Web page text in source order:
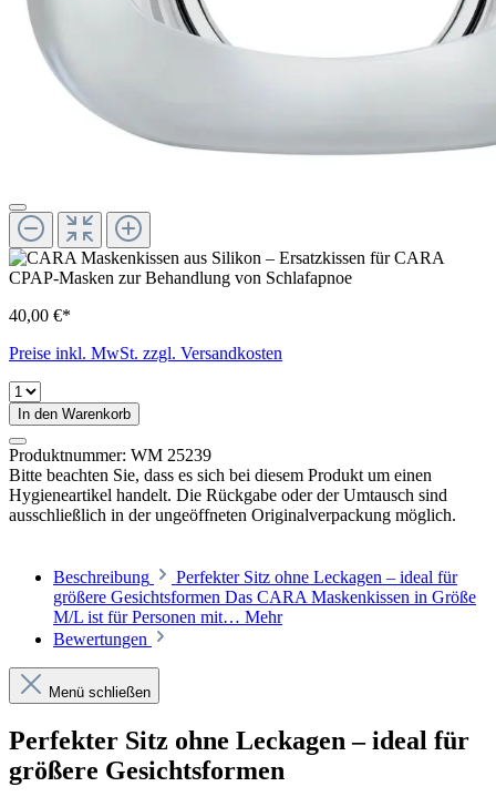
40,00 €*
Preise inkl. MwSt. zzgl. Versandkosten
In den Warenkorb
Produktnummer: WM 25239
Bitte beachten Sie, dass es sich bei diesem Produkt um einen
Hygieneartikel handelt. Die Rückgabe oder der Umtausch sind
ausschließlich in der ungeöffneten Originalverpackung möglich.
Beschreibung
Perfekter Sitz ohne Leckagen – ideal für
größere Gesichtsformen Das CARA Maskenkissen in Größe
M/L ist für Personen mit… Mehr
Bewertungen
Menü schließen
Perfekter Sitz ohne Leckagen – ideal für
größere Gesichtsformen